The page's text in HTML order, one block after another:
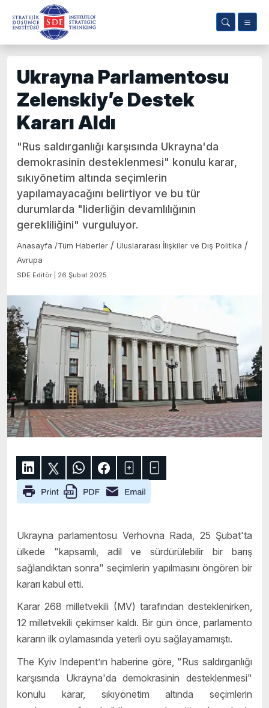
Ukrayna Parlamentosu
Zelenskiy’e Destek
Kararı Aldı
"Rus saldırganlığı karşısında Ukrayna'da
demokrasinin desteklenmesi" konulu karar,
sıkıyönetim altında seçimlerin
yapılamayacağını belirtiyor ve bu tür
durumlarda "liderliğin devamlılığının
gerekliliğini" vurguluyor.
Anasayfa /Tüm Haberler / Uluslararası İlişkiler ve Dış Politika /
Avrupa
SDE Editör | 26 Şubat 2025
Ukrayna parlamentosu Verhovna Rada, 25 Şubat'ta
ülkede "kapsamlı, adil ve sürdürülebilir bir barış
sağlandıktan sonra" seçimlerin yapılmasını öngören bir
kararı kabul etti.
Karar 268 milletvekili (MV) tarafından desteklenirken,
12 milletvekili çekimser kaldı. Bir gün önce, parlamento
kararın ilk oylamasında yeterli oyu sağlayamamıştı.
The Kyiv Indepent’ın haberine göre, "Rus saldırganlığı
karşısında Ukrayna'da demokrasinin desteklenmesi"
konulu karar, sıkıyönetim altında seçimlerin